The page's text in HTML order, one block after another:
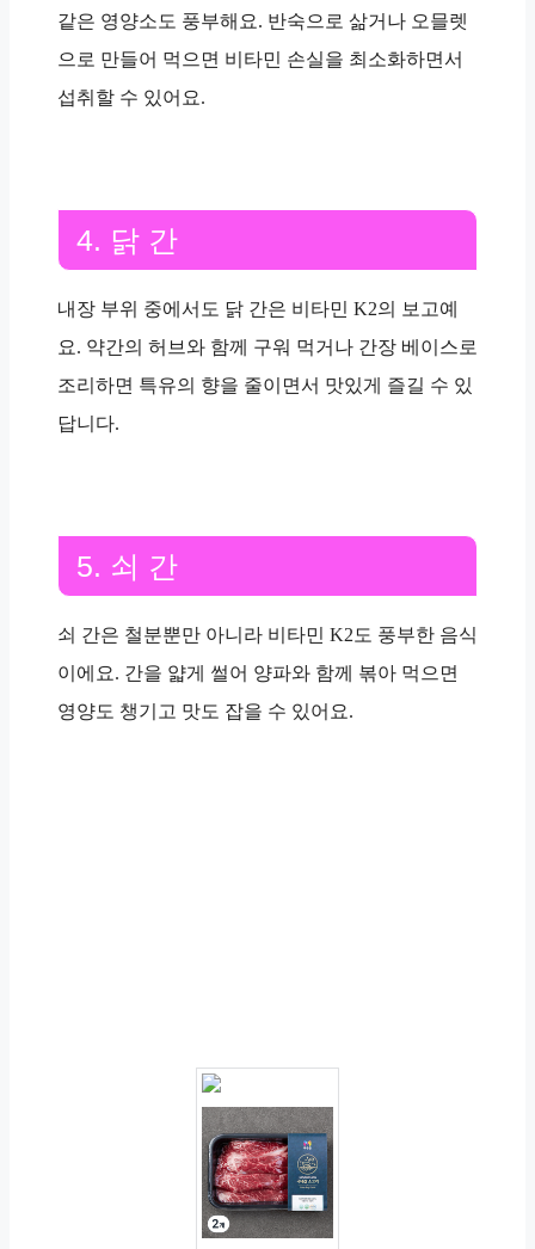
같은 영양소도 풍부해요. 반숙으로 삶거나 오믈렛
으로 만들어 먹으면 비타민 손실을 최소화하면서
섭취할 수 있어요.
4. 닭 간
내장 부위 중에서도 닭 간은 비타민 K2의 보고예
요. 약간의 허브와 함께 구워 먹거나 간장 베이스로
조리하면 특유의 향을 줄이면서 맛있게 즐길 수 있
답니다.
5. 쇠 간
쇠 간은 철분뿐만 아니라 비타민 K2도 풍부한 음식
이에요. 간을 얇게 썰어 양파와 함께 볶아 먹으면
영양도 챙기고 맛도 잡을 수 있어요.